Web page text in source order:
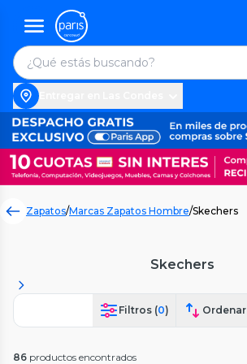
Zapatos/Marcas Zapatos Hombre/Skechers
Skechers
Filtros (0) Ordenar
86 productos encontrados